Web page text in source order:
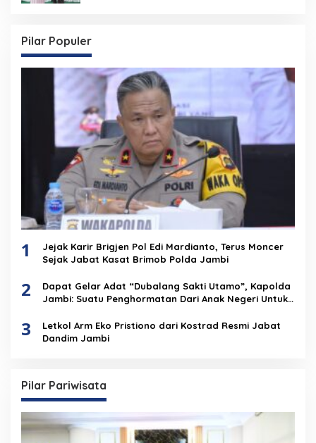
Pilar Populer
1
Jejak Karir Brigjen Pol Edi Mardianto, Terus Moncer
Sejak Jabat Kasat Brimob Polda Jambi
2
Dapat Gelar Adat “Dubalang Sakti Utamo”, Kapolda
Jambi: Suatu Penghormatan Dari Anak Negeri Untuk
3
Letkol Arm Eko Pristiono dari Kostrad Resmi Jabat
Dandim Jambi
Pilar Pariwisata